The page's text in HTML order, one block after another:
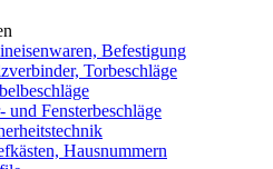
Befestigung
Torbeschläge
und Fensterbeschläge
Hausnummern